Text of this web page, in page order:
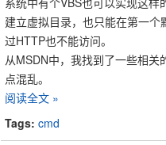
建立虚拟目录，也只能在第一
过HTTP也不能访问。
从MSDN中，我找到了一些相
点混乱。
阅读全文 »
Tags: cmd